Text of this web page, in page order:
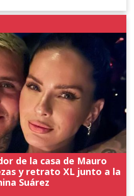
de la casa de Mauro
y retrato XL junto a la
Suárez